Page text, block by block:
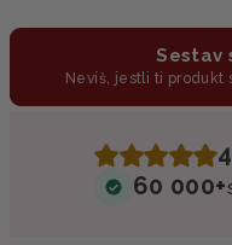
Sestav
Nevíš, jestli ti produkt
60 000+